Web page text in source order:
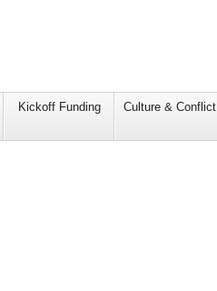
Kickoff Funding Culture & Conflict